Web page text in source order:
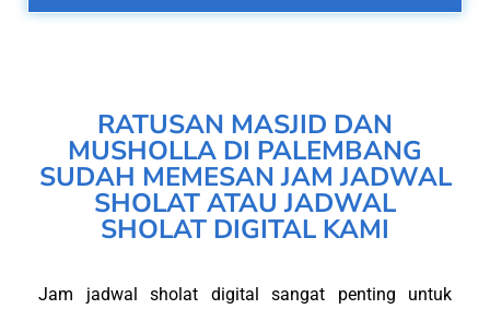
RATUSAN MASJID DAN
MUSHOLLA DI PALEMBANG
SUDAH MEMESAN JAM JADWAL
SHOLAT ATAU JADWAL
SHOLAT DIGITAL KAMI
Jam jadwal sholat digital sangat penting untuk